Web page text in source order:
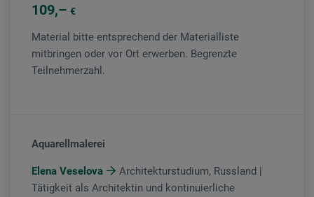
109 €
Material bitte entsprechend der Materialliste
mitbringen oder vor Ort erwerben. Begrenzte
Teilnehmerzahl.
Aquarellmalerei
Elena Veselova
Architekturstudium, Russland |
Tätigkeit als Architektin und kontinuierliche